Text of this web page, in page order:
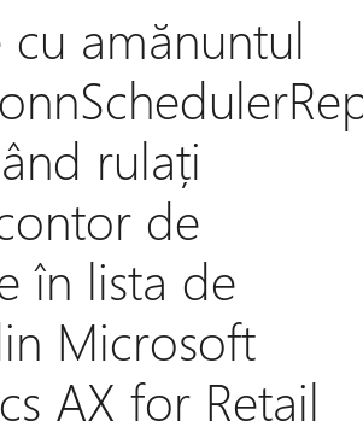
cu amănuntul
rulați
de
în lista de
Microsoft
AX for Retail